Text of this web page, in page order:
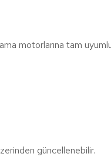
motorlarına tam
güncellenebilir.